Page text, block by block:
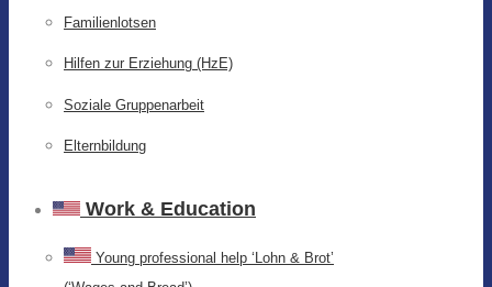
Familienlotsen
Hilfen zur Erziehung (HzE)
Soziale Gruppenarbeit
Elternbildung
Work & Education
Young professional help ‘Lohn & Brot’